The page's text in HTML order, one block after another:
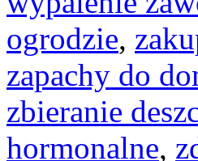
ogrodzie,
zapachy do
zbieranie
hormonalne,